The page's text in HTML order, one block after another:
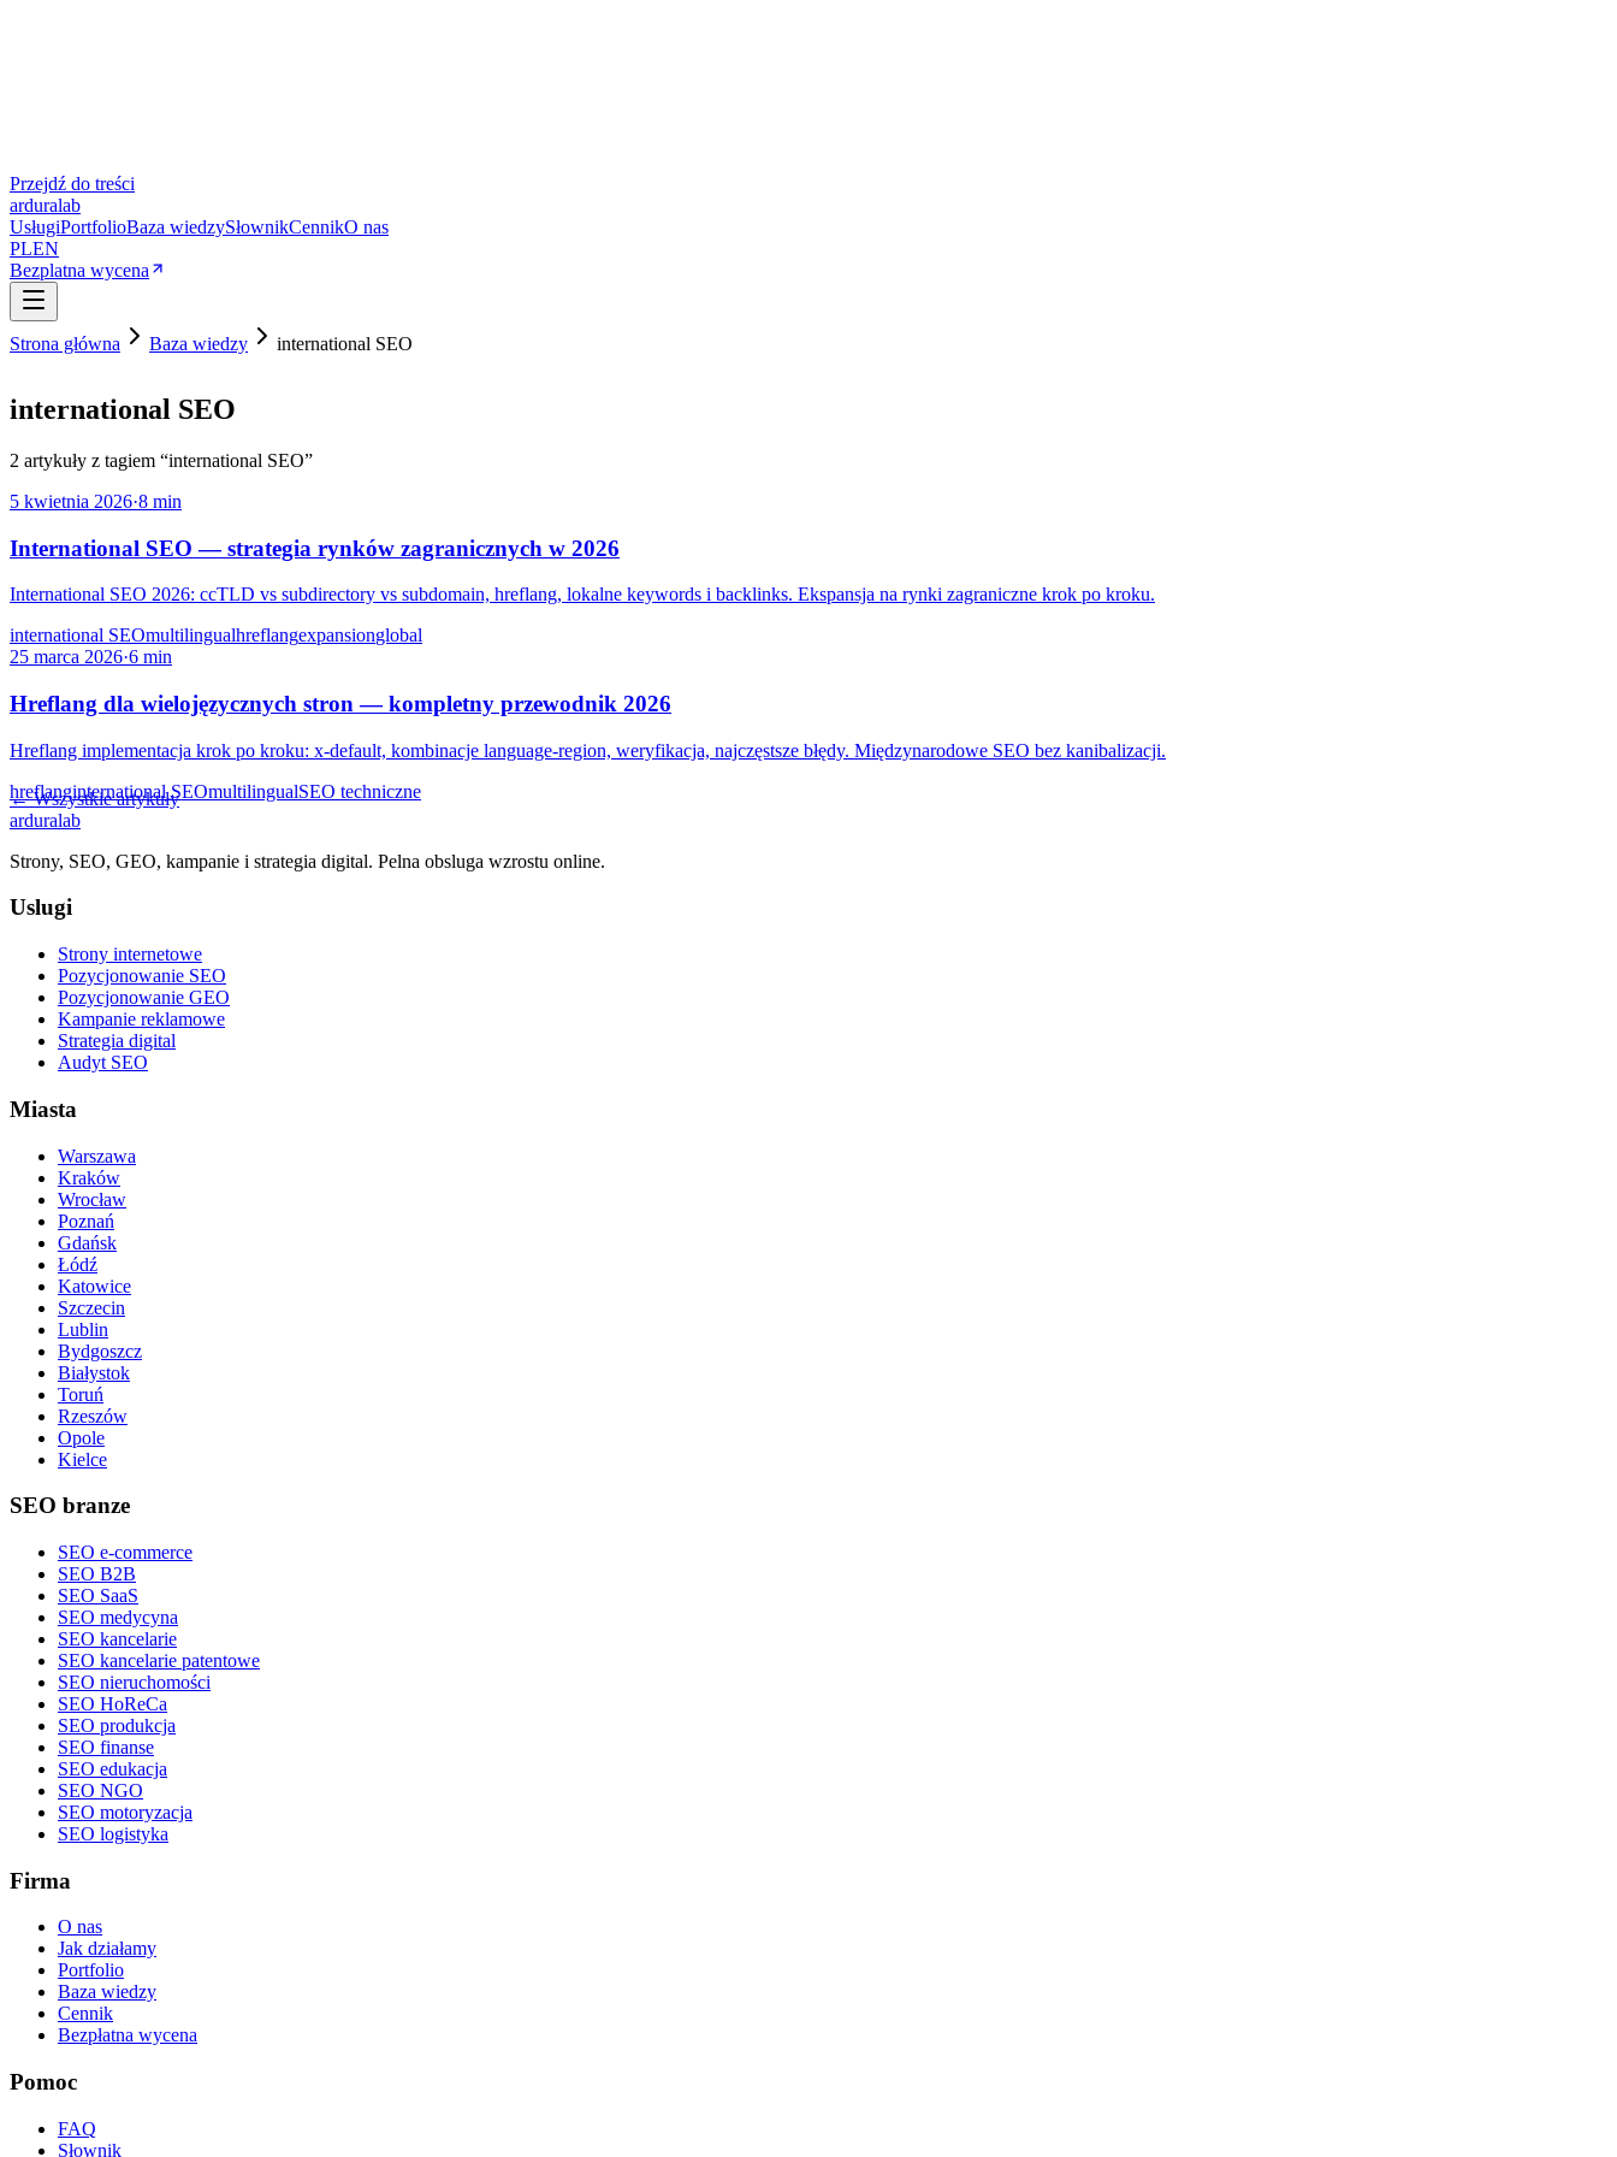
Przejdź do treści
arduralab
UsługiPortfolioBaza wiedzySłownikCennikO nas
PLEN
Bezplatna wycena
Strona główna Baza wiedzy international SEO
international SEO
2 artykuły z tagiem “international SEO”
5 kwietnia 2026·8 min
International SEO — strategia rynków zagranicznych w 2026
International SEO 2026: ccTLD vs subdirectory vs subdomain, hreflang, lokalne keywords i backlinks. Ekspansja na rynki zagraniczne krok po kroku.
international SEOmultilingualhreflangexpansionglobal
25 marca 2026·6 min
Hreflang dla wielojęzycznych stron — kompletny przewodnik 2026
Hreflang implementacja krok po kroku: x-default, kombinacje language-region, weryfikacja, najczęstsze błędy. Międzynarodowe SEO bez kanibalizacji.
hreflanginternational SEOmultilingualSEO techniczne
← Wszystkie artykuły
arduralab
Strony, SEO, GEO, kampanie i strategia digital. Pelna obsluga wzrostu online.
Uslugi
Strony internetowe
Pozycjonowanie SEO
Pozycjonowanie GEO
Kampanie reklamowe
Strategia digital
Audyt SEO
Miasta
Warszawa
Kraków
Wrocław
Poznań
Gdańsk
Łódź
Katowice
Szczecin
Lublin
Bydgoszcz
Białystok
Toruń
Rzeszów
Opole
Kielce
SEO branze
SEO e-commerce
SEO B2B
SEO SaaS
SEO medycyna
SEO kancelarie
SEO kancelarie patentowe
SEO nieruchomości
SEO HoReCa
SEO produkcja
SEO finanse
SEO edukacja
SEO NGO
SEO motoryzacja
SEO logistyka
Firma
O nas
Jak działamy
Portfolio
Baza wiedzy
Cennik
Bezpłatna wycena
Pomoc
FAQ
Słownik